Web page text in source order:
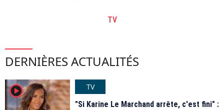
TV
DERNIÈRES ACTUALITÉS
player2
TV
"Si Karine Le Marchand arrête, c'est fini" :